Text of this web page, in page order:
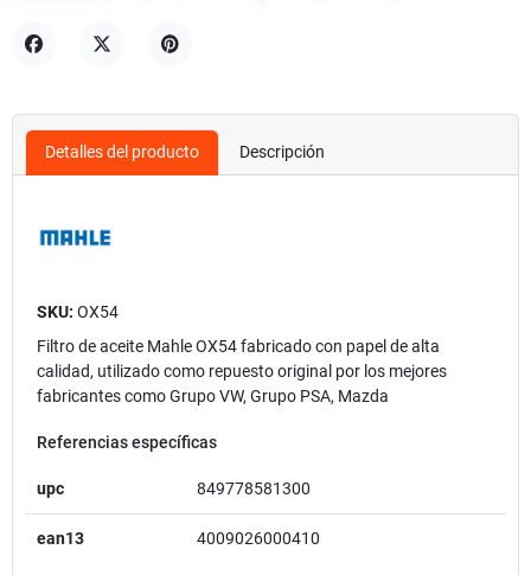
Detalles del producto Descripción
SKU: OX54
Filtro de aceite Mahle OX54 fabricado con papel de alta
calidad, utilizado como repuesto original por los mejores
fabricantes como Grupo VW, Grupo PSA, Mazda
Referencias específicas
upc 849778581300
ean13 4009026000410